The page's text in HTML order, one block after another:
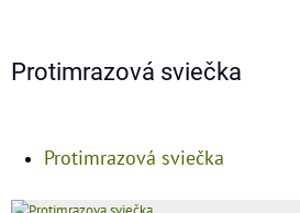
Protimrazová sviečka
Protimrazová sviečka